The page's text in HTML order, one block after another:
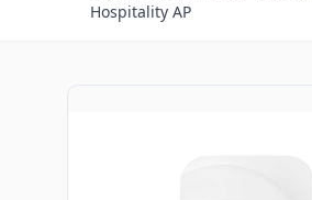
Hospitality AP